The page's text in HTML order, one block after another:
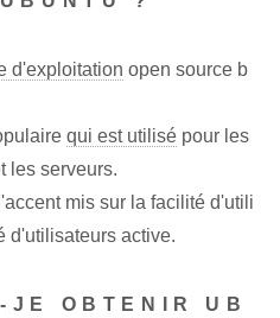
d'exploitation open source b
qui est utilisé pour les
les serveurs.
mis sur la facilité d'utili
d'utilisateurs active.
JE OBTENIR UB